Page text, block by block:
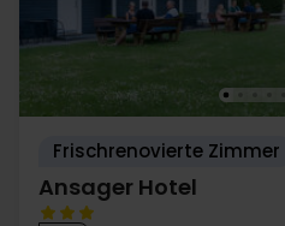
Frischrenovierte Zimmer
Ansager Hotel